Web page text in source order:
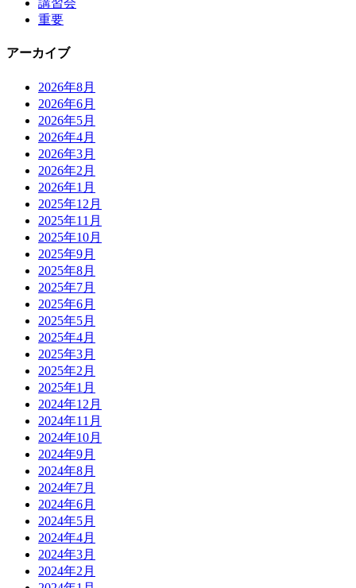
講習会
重要
アーカイブ
2026年8月
2026年6月
2026年5月
2026年4月
2026年3月
2026年2月
2026年1月
2025年12月
2025年11月
2025年10月
2025年9月
2025年8月
2025年7月
2025年6月
2025年5月
2025年4月
2025年3月
2025年2月
2025年1月
2024年12月
2024年11月
2024年10月
2024年9月
2024年8月
2024年7月
2024年6月
2024年5月
2024年4月
2024年3月
2024年2月